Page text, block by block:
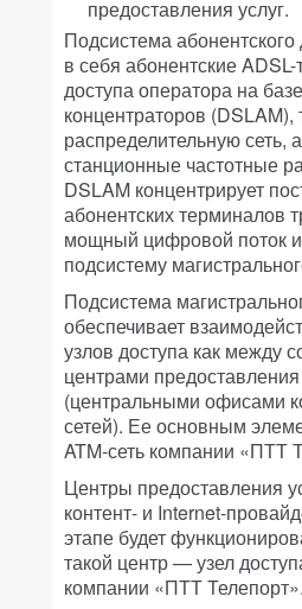
предоставления услуг.
Подсистема абонентского
в себя абонентские
доступа оператора на
концентраторов
распределительную сеть,
станционные частотные
DSLAM концентрирует
абонентских терминалов
мощный цифровой поток и
подсистему
Подсистема
обеспечивает
узлов доступа как между
центрами предоставления
(центральными офисами
сетей). Ее основным
ATM-сеть компании «ПТТ
Центры предоставления
контент- и Internet-
этапе будет
такой центр — узел
компании «ПТТ Телепорт».